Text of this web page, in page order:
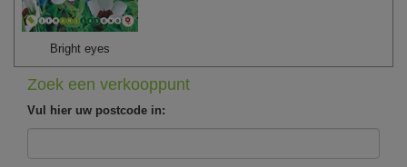
Bright eyes
Zoek een verkooppunt
Vul hier uw postcode in: